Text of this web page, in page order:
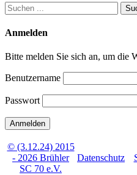
Suchen
nach:
Anmelden
Bitte melden Sie sich an, um die
Benutzername
Passwort
© (3.12.24) 2015
- 2026 Brühler
SC 70 e.V.
Datenschutz